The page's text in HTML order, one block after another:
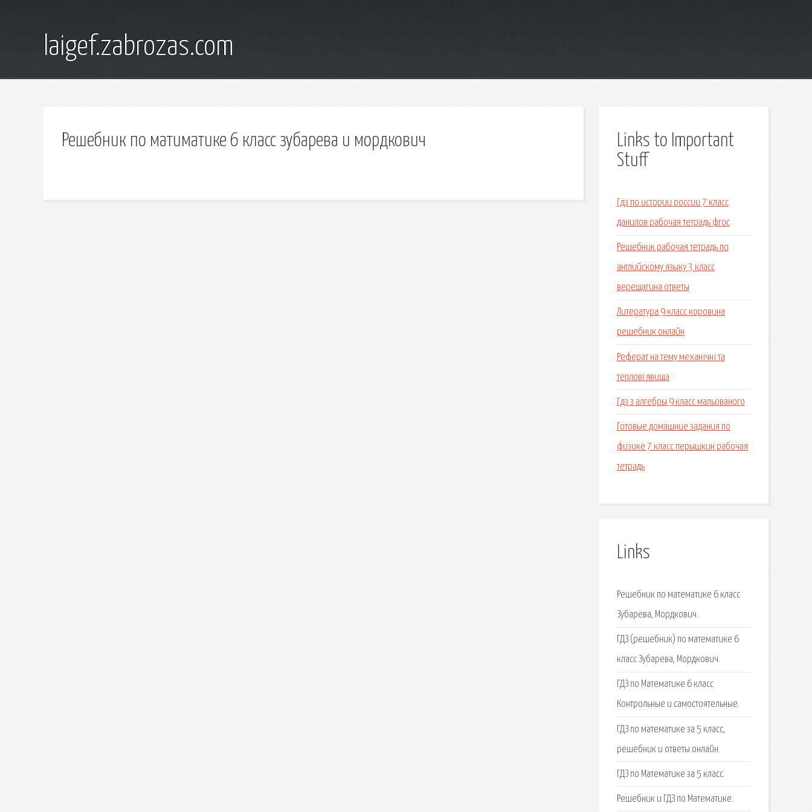
laigef.zabrozas.com
Решебник по матиматике 6 класс зубарева и мордкович
Links to Important
Stuff
Гдз по истории россии 7 класс
данилов рабочая тетрадь фгос
Решебник рабочая тетрадь по
английскому языку 3 класс
верещагина ответы
Литература 9 класс коровина
решебник онлайн
Реферат на тему механічні та
теплові явища
Гдз з алгебры 9 класс мальованого
Готовые домашние задания по
физике 7 класс перышкин рабочая
тетрадь
Links
Решебник по математике 6 класс
Зубарева, Мордкович.
ГДЗ (решебник) по математике 6
класс Зубарева, Мордкович.
ГДЗ по Математике 6 класс
Контрольные и самостоятельные.
ГДЗ по математике за 5 класс,
решебник и ответы онлайн.
ГДЗ по Математике за 5 класс.
Решебник и ГДЗ по Математике.